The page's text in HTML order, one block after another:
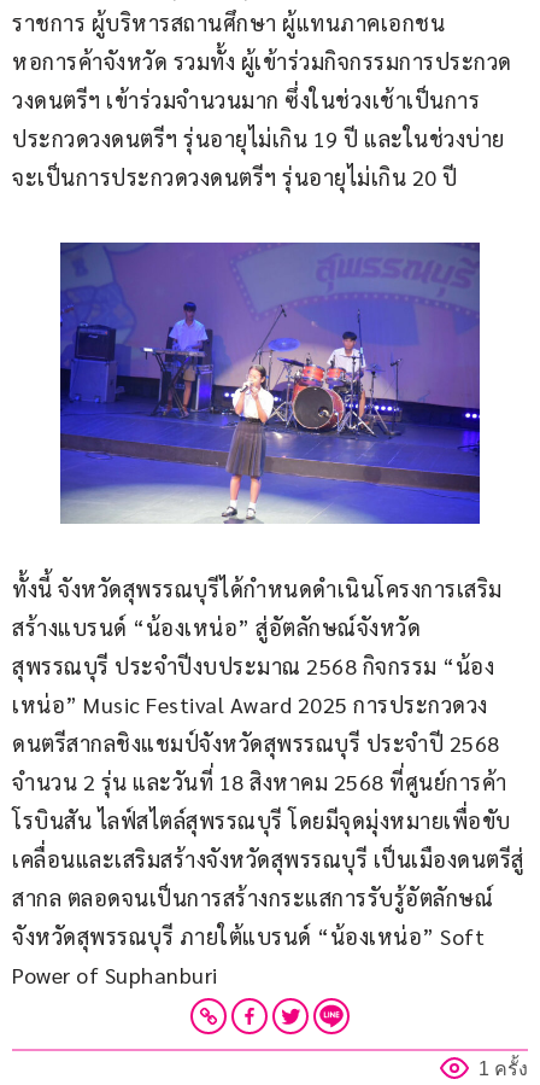
ราชการ ผู้บริหารสถานศึกษา ผู้แทนภาคเอกชน
หอการค้าจังหวัด รวมทั้ง ผู้เข้าร่วมกิจกรรมการประกวด
วงดนตรีฯ เข้าร่วมจำนวนมาก ซึ่งในช่วงเช้าเป็นการ
ประกวดวงดนตรีฯ รุ่นอายุไม่เกิน 19 ปี และในช่วงบ่าย
จะเป็นการประกวดวงดนตรีฯ รุ่นอายุไม่เกิน 20 ปี
ทั้งนี้ จังหวัดสุพรรณบุรีได้กำหนดดำเนินโครงการเสริม
สร้างแบรนด์ “น้องเหน่อ” สู่อัตลักษณ์จังหวัด
สุพรรณบุรี ประจำปีงบประมาณ 2568 กิจกรรม “น้อง
เหน่อ” Music Festival Award 2025 การประกวดวง
ดนตรีสากลชิงแชมป์จังหวัดสุพรรณบุรี ประจำปี 2568
จำนวน 2 รุ่น และวันที่ 18 สิงหาคม 2568 ที่ศูนย์การค้า
โรบินสัน ไลฟ์สไตล์สุพรรณบุรี โดยมีจุดมุ่งหมายเพื่อขับ
เคลื่อนและเสริมสร้างจังหวัดสุพรรณบุรี เป็นเมืองดนตรีสู่
สากล ตลอดจนเป็นการสร้างกระแสการรับรู้อัตลักษณ์
จังหวัดสุพรรณบุรี ภายใต้แบรนด์ “น้องเหน่อ” Soft
Power of Suphanburi
1 ครั้ง